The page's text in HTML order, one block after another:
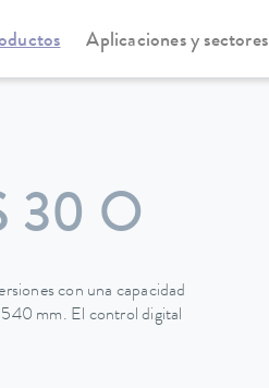
Aplicaciones y sectores
30 O
con una capacidad
540 mm. El control digital